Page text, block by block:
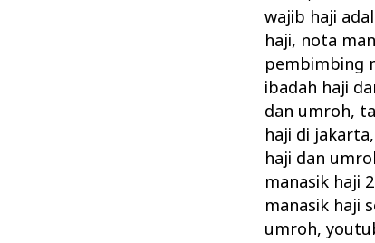
wajib haji
haji, nota
pembimbing
ibadah haji
dan umroh,
haji di jakarta,
haji dan
manasik haji
manasik haji
umroh,